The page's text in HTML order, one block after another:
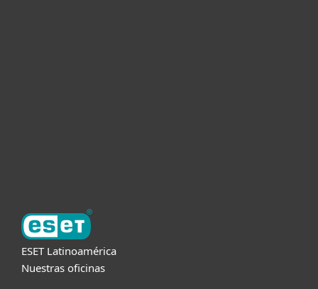
ESET Latinoamérica
Nuestras oficinas